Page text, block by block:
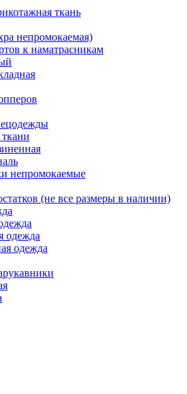
ткань
непромокаемая)
к наматрасникам
непромокаемые
(не все размеры в наличии)
одежда
одежда